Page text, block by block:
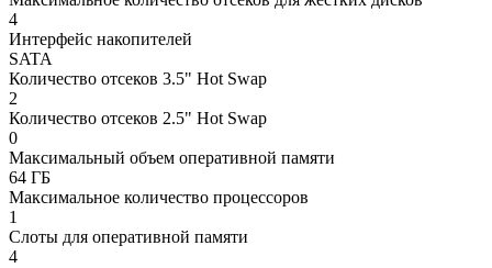
4
Интерфейс накопителей
SATA
Количество отсеков 3.5" Hot Swap
2
Количество отсеков 2.5" Hot Swap
0
Максимальный объем оперативной памяти
64 ГБ
Максимальное количество процессоров
1
Слоты для оперативной памяти
4